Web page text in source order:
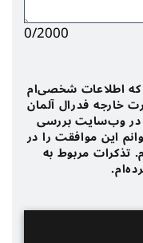
0/2000
که اطلاعات شخصی‌ام
خارجه فدرال آلمان
در وب‌سایت بررسی
این موافقت را در
تذکرات مربوط به